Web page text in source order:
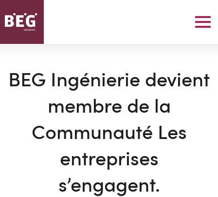
BEG Ingénierie devient
membre de la
Communauté Les
entreprises
s’engagent.